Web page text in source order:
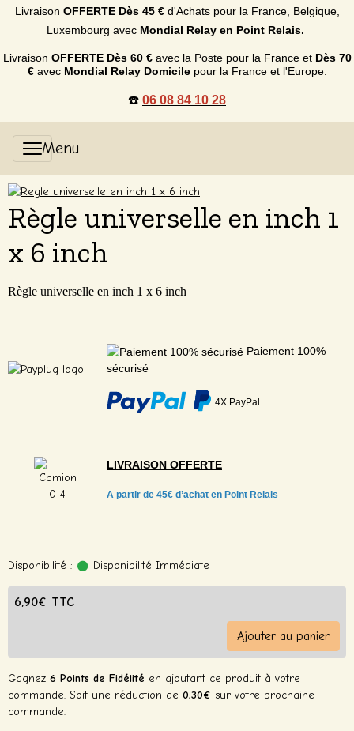
Livraison OFFERTE Dès 45 €d'Achats pour la France, Belgique,
Luxembourg avec Mondial Relay en Point Relais.
Livraison OFFERTE Dès 60 €avec la Poste pour la France et Dès 70
€avec Mondial Relay Domicilepour la France et l'Europe.
☎️ 06 08 84 10 28
Règle universelle en inch 1
x 6 inch
Règle universelle en inch 1 x 6 inch
Paiement 100%
sécurisé
4X PayPal
LIVRAISON OFFERTE
A partir de 45€ d’achat en Point Relais
Disponibilité : Disponibilité Immédiate
6,90€ TTC
Ajouter au panier
Gagnez 6 Points de Fidélité en ajoutant ce produit à votre
commande. Soit une réduction de 0,30€ sur votre prochaine
commande.